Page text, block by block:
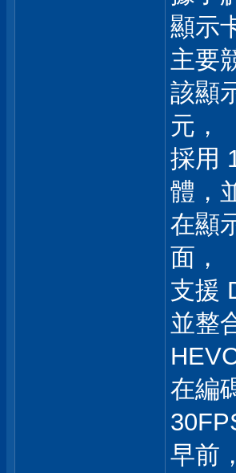
顯示
主要
該顯
元，
採用
體，
在顯
面，
支援
並整
在編
早前